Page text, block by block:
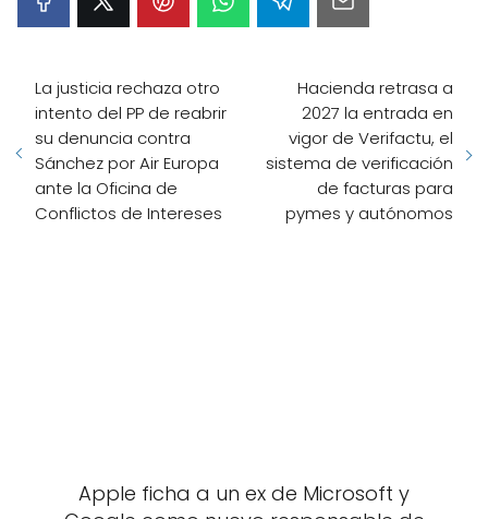
La justicia rechaza otro
intento del PP de reabrir
su denuncia contra
Sánchez por Air Europa
ante la Oficina de
Conflictos de Intereses
Hacienda retrasa a
2027 la entrada en
vigor de Verifactu, el
sistema de verificación
de facturas para
pymes y autónomos
Apple ficha a un ex de Microsoft y